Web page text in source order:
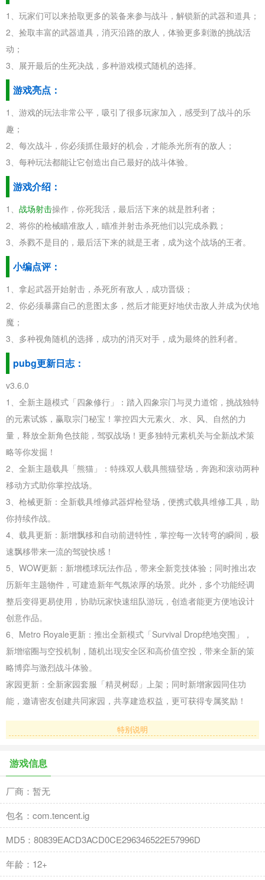
1、玩家们可以来拾取更多的装备来参与战斗，解锁新的武器和道具；
2、捡取丰富的武器道具，消灭沿路的敌人，体验更多刺激的挑战活
动；
3、展开最后的生死决战，多种游戏模式随机的选择。
游戏亮点：
1、游戏的玩法非常公平，吸引了很多玩家加入，感受到了战斗的乐
趣；
2、每次战斗，你必须抓住最好的机会，才能杀光所有的敌人；
3、每种玩法都能让它创造出自己最好的战斗体验。
游戏介绍：
1、 战场射击操作，你死我活，最后活下来的就是胜利者；
2、将你的枪械瞄准敌人，瞄准并射击杀死他们以完成杀戮；
3、杀戮不是目的，最后活下来的就是王者，成为这个战场的王者。
小编点评：
1、拿起武器开始射击，杀死所有敌人，成功晋级；
2、你必须暴露自己的意图太多，然后才能更好地伏击敌人并成为伏地
魔；
3、多种视角随机的选择，成功的消灭对手，成为最终的胜利者。
pubg更新日志：
v3.6.0
1、全新主题模式「四象修行」：踏入四象宗门与灵力道馆，挑战独特
的元素试炼，赢取宗门秘宝！掌控四大元素火、水、风、自然的力
量，释放全新角色技能，驾驭战场！更多独特元素机关与全新战术策
略等你发掘！
2、全新主题载具「熊猫」：特殊双人载具熊猫登场，奔跑和滚动两种
移动方式助你掌控战场。
3、枪械更新：全新载具维修武器焊枪登场，便携式载具维修工具，助
你持续作战。
4、载具更新：新增飘移和自动前进特性，掌控每一次转弯的瞬间，极
速飘移带来一流的驾驶快感！
5、WOW更新：新增榄球玩法作品，带来全新竞技体验；同时推出农
历新年主题物件，可建造新年气氛浓厚的场景。此外，多个功能经调
整后变得更易使用，协助玩家快速组队游玩，创造者能更方便地设计
创意作品。
6、Metro Royale更新：推出全新模式「Survival Drop绝地突围」，
新增缩圈与空投机制，随机出现安全区和高价值空投，带来全新的策
略博弈与激烈战斗体验。
家园更新：全新家园套服「精灵树邸」上架；同时新增家园同住功
能，邀请密友创建共同家园，共享建造权益，更可获得专属奖励！
特别说明
游戏信息
厂商：暂无
包名：com.tencent.ig
MD5：80839EACD3ACD0CE296346522E57996D
年龄：12+